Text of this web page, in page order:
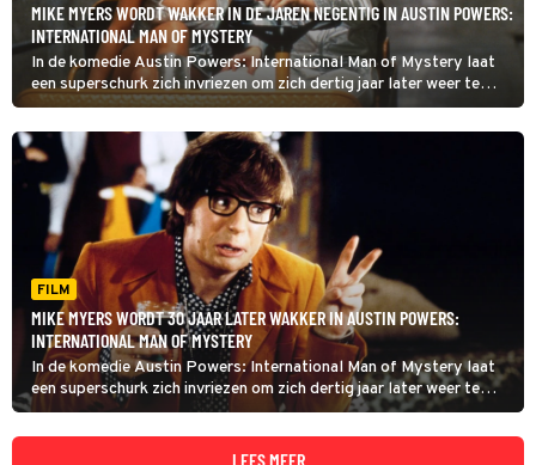
MIKE MYERS WORDT WAKKER IN DE JAREN NEGENTIG IN AUSTIN POWERS:
INTERNATIONAL MAN OF MYSTERY
In de komedie Austin Powers: International Man of Mystery laat
een superschurk zich invriezen om zich dertig jaar later weer te
laten ontdooien. De geheim agent die hem wil pakken doet
hetzelfde.
FILM
MIKE MYERS WORDT 30 JAAR LATER WAKKER IN AUSTIN POWERS:
INTERNATIONAL MAN OF MYSTERY
In de komedie Austin Powers: International Man of Mystery laat
een superschurk zich invriezen om zich dertig jaar later weer te
laten ontdooien. De geheim agent die hem wil pakken doet
hetzelfde.
LEES MEER